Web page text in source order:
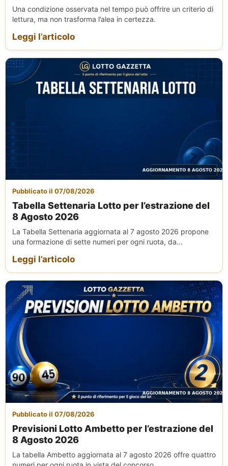
Una condizione osservata nel tempo può offrire un criterio di
lettura, ma non trasforma l’alea in certezza.
Leggi l’articolo
Pubblicato il 07/08/2026
Tabella Settenaria Lotto per l’estrazione del
8 Agosto 2026
La Tabella Settenaria aggiornata al 7 agosto 2026 propone
una formazione di sette numeri per ogni ruota, da...
Leggi l’articolo
Pubblicato il 07/08/2026
Previsioni Lotto Ambetto per l’estrazione del
8 Agosto 2026
La tabella Ambetto aggiornata al 7 agosto 2026 offre quattro